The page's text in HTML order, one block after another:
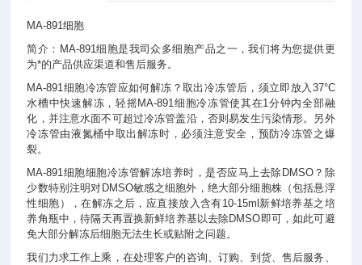
MA-891细胞
简介：MA-891细胞是我司众多细胞产品之一，我们将为您提供更
为*的产品供应渠道和售后服务。
MA-891细胞冷冻管应如何解冻？取出冷冻管后，须立即放入37°C
水槽中快速解冻，轻摇MA-891细胞冷冻管使其在1分钟内全部融
化，并注意水面不可超过冷冻管盖沿，否则易发生污染情形。另外
冷冻管由液氮桶中取出解冻时，必须注意安全，预防冷冻管之爆
裂。
MA-891细胞细胞冷冻管解冻培养时，是否应马上去除DMSO？除
少数特别注明对DMSO敏感之细胞外，绝大部分细胞株（包括悬浮
性细胞），在解冻之后，应直接放入含有10-15ml新鲜培养基之培
养角瓶中，待隔天再置换新鲜培养基以去除DMSO即可，如此可避
免大部分解冻后细胞无法生长或贴附之问题。
我们力求工作上乘，在处理客户的咨询、订购、到货、售后服务、